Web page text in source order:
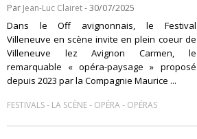
Par Jean-Luc Clairet- 30/07/2025
Dans le Off avignonnais, le Festival
Villeneuve en scène invite en plein coeur de
Villeneuve lez Avignon Carmen, le
remarquable « opéra-paysage » proposé
depuis 2023 par la Compagnie Maurice ...
FESTIVALS- LA SCÈNE- OPÉRA- OPÉRAS